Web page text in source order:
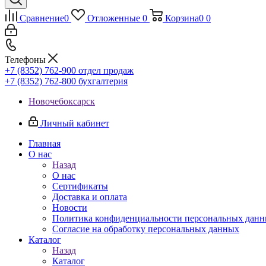
Сравнение0 Отложенные 0 Корзина0 0
Телефоны
+7 (8352) 762-900 отдел продаж
+7 (8352) 762-800 бухгалтерия
Новочебоксарск
Личный кабинет
Главная
О нас
Назад
О нас
Сертификаты
Доставка и оплата
Новости
Политика конфиденциальности персональных
Согласие на обработку персональных данных
Каталог
Назад
Каталог